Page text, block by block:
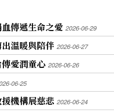
傳遞生命之愛 2026-06-29
溫暖與陪伴 2026-06-27
愛潤童心 2026-06-26
06-25
機構展慈悲 2026-06-24